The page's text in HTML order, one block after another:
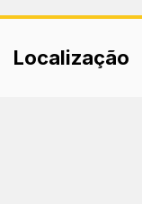
Localização